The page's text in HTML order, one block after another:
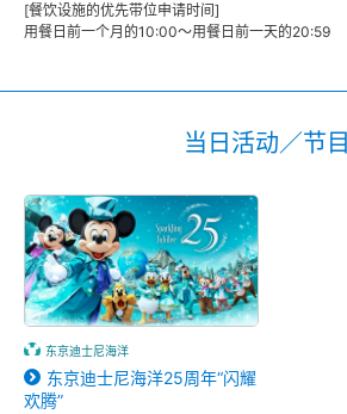
[餐饮设施的优先带位申请时间]
用餐日前一个月的10:00～用餐日前一天的20:59
当日活动／节目
东京迪士尼海洋
东京迪士尼海洋25周年“闪耀
欢腾”